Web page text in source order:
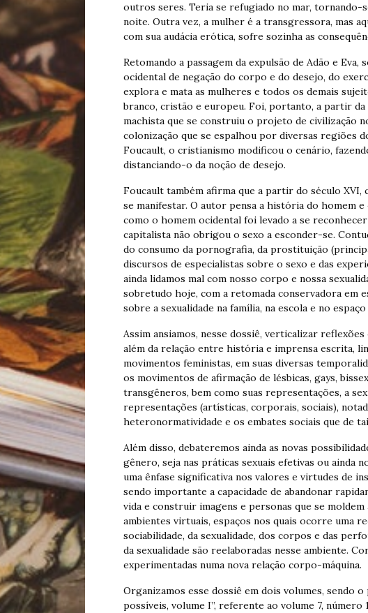
outros seres. Teria se refugiado no mar, tornando-
noite. Outra vez, a mulher é a transgressora, mas
com sua audácia erótica, sofre sozinha as
Retomando a passagem da expulsão de Adão e
ocidental de negação do corpo e do desejo, do
explora e mata as mulheres e todos os demais
branco, cristão e europeu. Foi, portanto, a partir da
machista que se construiu o projeto de civilização
colonização que se espalhou por diversas regiões
Foucault, o cristianismo modificou o cenário,
distanciando-o da noção de desejo.
Foucault também afirma que a partir do século
se manifestar. O autor pensa a história do homem
como o homem ocidental foi levado a se
capitalista não obrigou o sexo a esconder-se.
do consumo da pornografia, da prostituição
discursos de especialistas sobre o sexo e das
ainda lidamos mal com nosso corpo e nossa
sobretudo hoje, com a retomada conservadora em
sobre a sexualidade na família, na escola e no
Assim ansiamos, nesse dossiê, verticalizar
além da relação entre história e imprensa escrita,
movimentos feministas, em suas diversas
os movimentos de afirmação de lésbicas, gays,
transgêneros, bem como suas representações, a
representações (artísticas, corporais, sociais),
heteronormatividade e os embates sociais que de
Além disso, debateremos ainda as novas
gênero, seja nas práticas sexuais efetivas ou ainda
uma ênfase significativa nos valores e virtudes de
sendo importante a capacidade de abandonar
vida e construir imagens e personas que se
ambientes virtuais, espaços nos quais ocorre uma
sociabilidade, da sexualidade, dos corpos e das
da sexualidade são reelaboradas nesse ambiente.
experimentadas numa nova relação corpo-máquina.
Organizamos esse dossiê em dois volumes, sendo
possíveis, volume I”, referente ao volume 7,